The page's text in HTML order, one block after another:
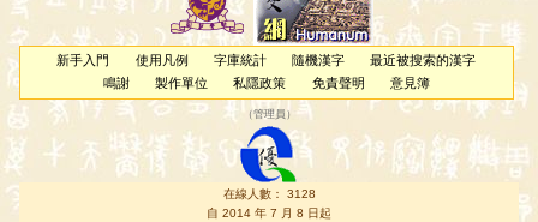
新手入門 使用凡例 字庫統計 隨機漢字
最近被搜索的漢字
鳴謝
製作單位 私隱政策 免責聲明 意見簿
（管理員 ）
在線人數： 3128
自 2014 年 7 月 8 日起